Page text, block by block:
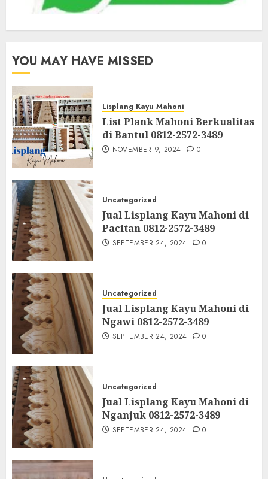
YOU MAY HAVE MISSED
Lisplang Kayu Mahoni
List Plank Mahoni Berkualitas
di Bantul 0812-2572-3489
NOVEMBER 9, 2024 0
Uncategorized
Jual Lisplang Kayu Mahoni di
Pacitan 0812-2572-3489
SEPTEMBER 24, 2024 0
Uncategorized
Jual Lisplang Kayu Mahoni di
Ngawi 0812-2572-3489
SEPTEMBER 24, 2024 0
Uncategorized
Jual Lisplang Kayu Mahoni di
Nganjuk 0812-2572-3489
SEPTEMBER 24, 2024 0